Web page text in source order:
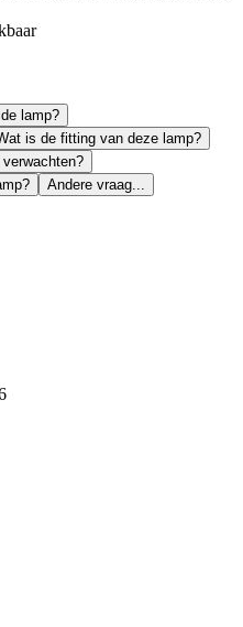
lamp?
is de fitting van deze lamp?
Andere vraag...